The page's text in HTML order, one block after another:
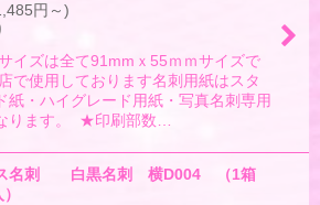
円 ～)
イズは全て91mmｘ55ｍｍサイズで
で使用しております名刺用紙はスタ
紙・ハイグレード用紙・写真名刺専用
ります。 ★印刷部数…
ス名刺 白黒名刺 横D004 （1箱